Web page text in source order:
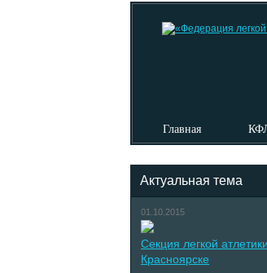
Главная
Актуальная тема
01.10.2015
Секция легкой
Красноярске